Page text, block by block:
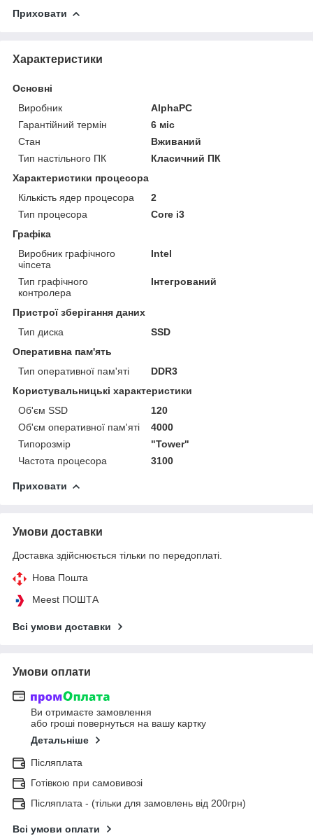
Приховати
Характеристики
Основні
Виробник
AlphaPC
Гарантійний термін
6 міс
Стан
Вживаний
Тип настільного ПК
Класичний ПК
Характеристики процесора
Кількість ядер процесора
2
Тип процесора
Core i3
Графіка
Виробник графічного
чіпсета
Intel
Тип графічного
контролера
Інтегрований
Пристрої зберігання даних
Тип диска
SSD
Оперативна пам'ять
Тип оперативної пам'яті
DDR3
Користувальницькі характеристики
Об'єм SSD
120
Об'єм оперативної пам'яті
4000
Типорозмір
"Tower"
Частота процесора
3100
Приховати
Умови доставки
Доставка здійснюється тільки по передоплаті.
Нова Пошта
Meest ПОШТА
Всі умови доставки
Умови оплати
Ви отримаєте замовлення
або гроші повернуться на вашу картку
Детальніше
Післяплата
Готівкою при самовивозі
Післяплата - (тільки для замовлень від 200грн)
Всі умови оплати